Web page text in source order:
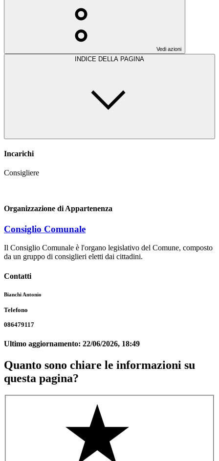
Vedi azioni
INDICE DELLA PAGINA
Incarichi
Consigliere
Organizzazione di Appartenenza
Consiglio Comunale
Il Consiglio Comunale è l'organo legislativo del Comune, composto
da un gruppo di consiglieri eletti dai cittadini.
Contatti
Bianchi Antonio
Telefono
086479117
Ultimo aggiornamento: 22/06/2026, 18:49
Quanto sono chiare le informazioni su
questa pagina?